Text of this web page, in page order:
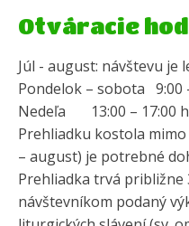
Otváracie
Júl - august: návštevu je
Pondelok – sobota 9:00
Nedeľa 13:00 – 17:00
Prehliadku kostola
– august) je potrebné
Prehliadka trvá približne
návštevníkom podaný